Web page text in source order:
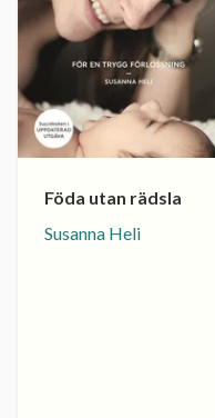
Föda utan rädsla
Susanna Heli